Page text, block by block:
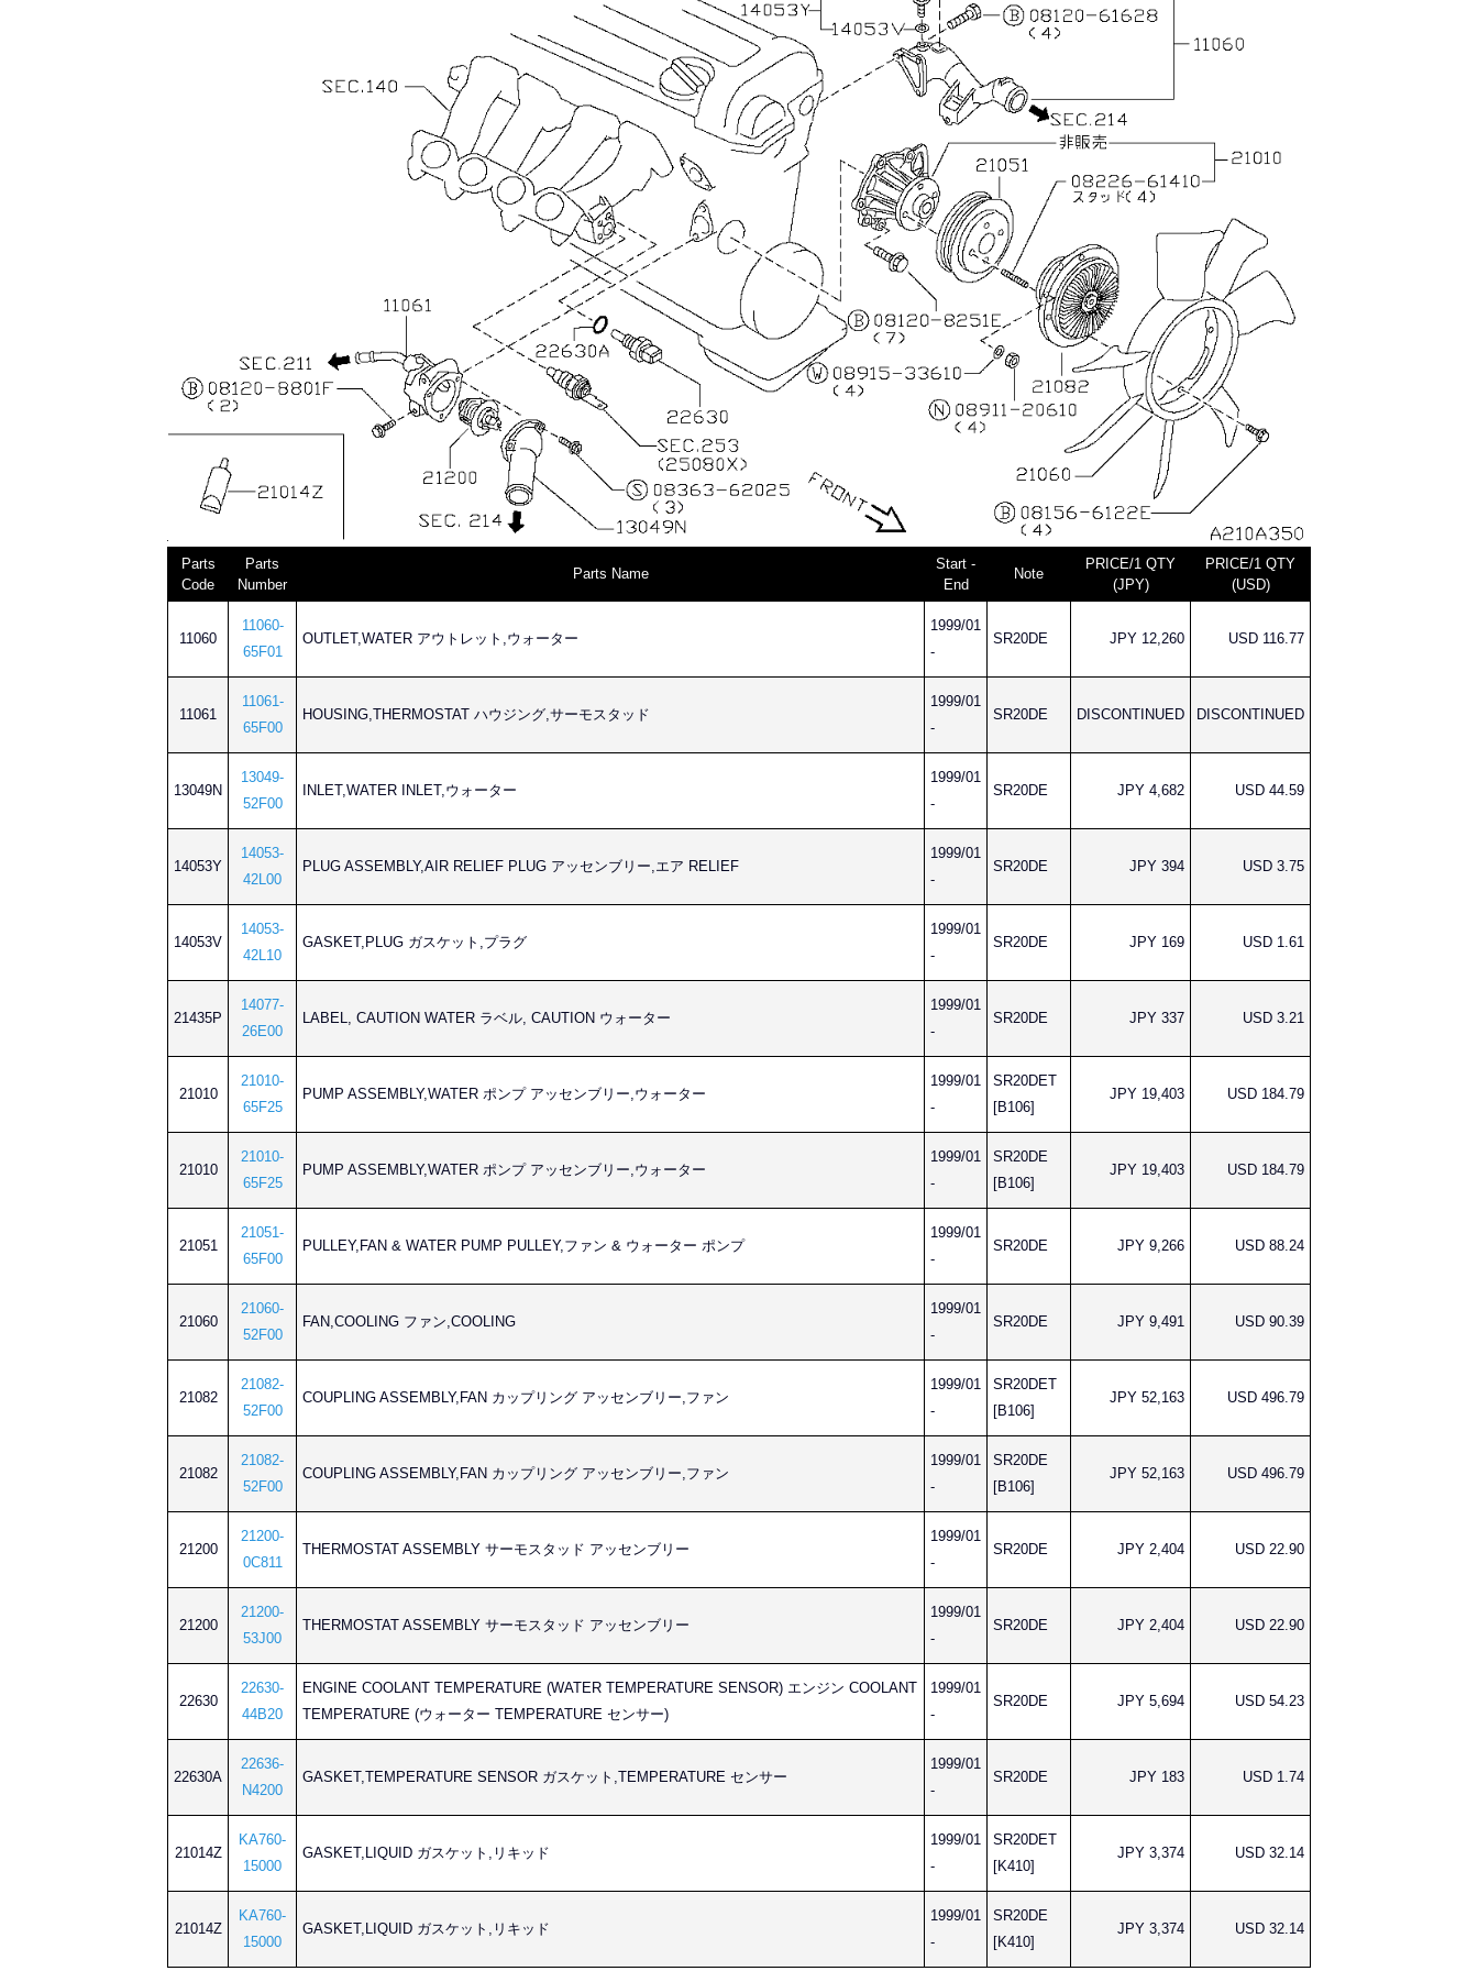
Parts
Code
Parts
Number
Parts Name
Start -
End
Note
PRICE/1 QTY
(JPY)
PRICE/1 QTY
(USD)
11060
11060-
65F01
OUTLET,WATER アウトレット,ウォーター
1999/01
-
SR20DE JPY 12,260 USD 116.77
11061
11061-
65F00
HOUSING,THERMOSTAT ハウジング,サーモスタッド
1999/01
-
SR20DE DISCONTINUED DISCONTINUED
13049N
13049-
52F00
INLET,WATER INLET,ウォーター
1999/01
-
SR20DE JPY 4,682 USD 44.59
14053Y
14053-
42L00
PLUG ASSEMBLY,AIR RELIEF PLUG アッセンブリー,エア RELIEF
1999/01
-
SR20DE JPY 394 USD 3.75
14053V
14053-
42L10
GASKET,PLUG ガスケット,プラグ
1999/01
-
SR20DE JPY 169 USD 1.61
21435P
14077-
26E00
LABEL, CAUTION WATER ラベル, CAUTION ウォーター
1999/01
-
SR20DE JPY 337 USD 3.21
21010
21010-
65F25
PUMP ASSEMBLY,WATER ポンプ アッセンブリー,ウォーター
1999/01
-
SR20DET
[B106]
JPY 19,403 USD 184.79
21010
21010-
65F25
PUMP ASSEMBLY,WATER ポンプ アッセンブリー,ウォーター
1999/01
-
SR20DE
[B106]
JPY 19,403 USD 184.79
21051
21051-
65F00
PULLEY,FAN & WATER PUMP PULLEY,ファン & ウォーター ポンプ
1999/01
-
SR20DE JPY 9,266 USD 88.24
21060
21060-
52F00
FAN,COOLING ファン,COOLING
1999/01
-
SR20DE JPY 9,491 USD 90.39
21082
21082-
52F00
COUPLING ASSEMBLY,FAN カップリング アッセンブリー,ファン
1999/01
-
SR20DET
[B106]
JPY 52,163 USD 496.79
21082
21082-
52F00
COUPLING ASSEMBLY,FAN カップリング アッセンブリー,ファン
1999/01
-
SR20DE
[B106]
JPY 52,163 USD 496.79
21200
21200-
0C811
THERMOSTAT ASSEMBLY サーモスタッド アッセンブリー
1999/01
-
SR20DE JPY 2,404 USD 22.90
21200
21200-
53J00
THERMOSTAT ASSEMBLY サーモスタッド アッセンブリー
1999/01
-
SR20DE JPY 2,404 USD 22.90
22630
22630-
44B20
ENGINE COOLANT TEMPERATURE (WATER TEMPERATURE SENSOR) エンジン COOLANT
TEMPERATURE (ウォーター TEMPERATURE センサー)
1999/01
-
SR20DE JPY 5,694 USD 54.23
22630A
22636-
N4200
GASKET,TEMPERATURE SENSOR ガスケット,TEMPERATURE センサー
1999/01
-
SR20DE JPY 183 USD 1.74
21014Z
KA760-
15000
GASKET,LIQUID ガスケット,リキッド
1999/01
-
SR20DET
[K410]
JPY 3,374 USD 32.14
21014Z
KA760-
15000
GASKET,LIQUID ガスケット,リキッド
1999/01
-
SR20DE
[K410]
JPY 3,374 USD 32.14